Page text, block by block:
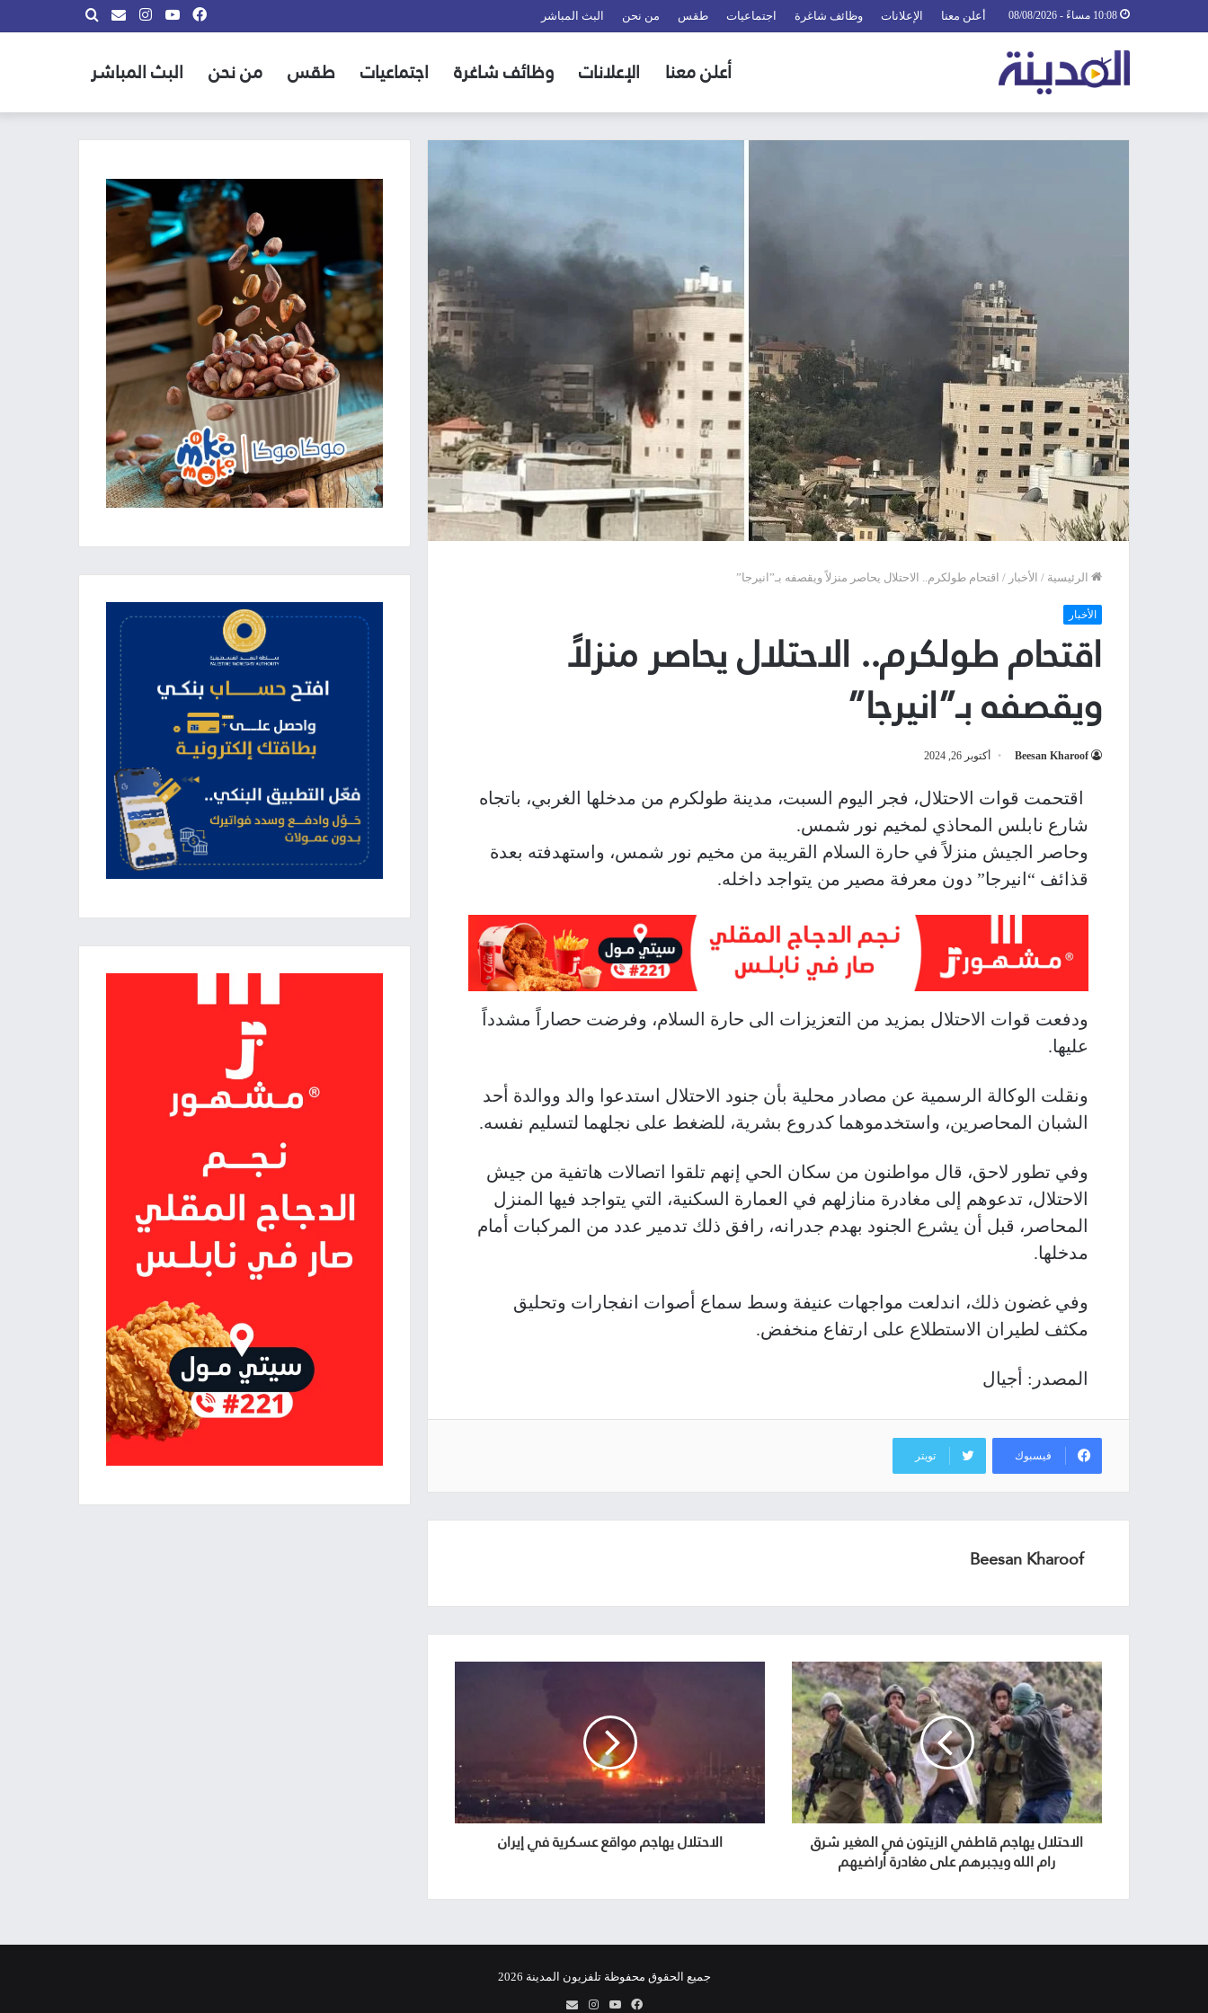
أعلن معنا الإعلانات وظائف شاغرة اجتماعيات طقس من نحن البث المباشر بحث
info@almadina.tvانستقراميوتيوب
فيسبوك
أعلن معنا الإعلانات وظائف شاغرة اجتماعيات طقس من نحن البث المباشر
الرئيسية / الأخبار / اقتحام طولكرم.. الاحتلال يحاصر منزلاً ويقصفه بـ”انيرجا”
الأخبار
اقتحام طولكرم.. الاحتلال يحاصر منزلاً
ويقصفه بـ”انيرجا”
Beesan Kharoof أكتوبر 26, 2024
اقتحمت قوات الاحتلال، فجر اليوم السبت، مدينة طولكرم من مدخلها الغربي، باتجاه
شارع نابلس المحاذي لمخيم نور شمس.
وحاصر الجيش منزلاً في حارة السلام القريبة من مخيم نور شمس، واستهدفته بعدة
قذائف “انيرجا” دون معرفة مصير من يتواجد داخله.
ودفعت قوات الاحتلال بمزيد من التعزيزات الى حارة السلام، وفرضت حصاراً مشدداً
عليها.
ونقلت الوكالة الرسمية عن مصادر محلية بأن جنود الاحتلال استدعوا والد ووالدة أحد
الشبان المحاصرين، واستخدموهما كدروع بشرية، للضغط على نجلهما لتسليم نفسه.
وفي تطور لاحق، قال مواطنون من سكان الحي إنهم تلقوا اتصالات هاتفية من جيش
الاحتلال، تدعوهم إلى مغادرة منازلهم في العمارة السكنية، التي يتواجد فيها المنزل
المحاصر، قبل أن يشرع الجنود بهدم جدرانه، رافق ذلك تدمير عدد من المركبات أمام
مدخلها.
وفي غضون ذلك، اندلعت مواجهات عنيفة وسط سماع أصوات انفجارات وتحليق
مكثف لطيران الاستطلاع على ارتفاع منخفض.
المصدر: أجيال
فيسبوك تويتر
Beesan Kharoof
الاحتلال يهاجم قاطفي الزيتون في المغير شرق
رام الله ويجبرهم على مغادرة أراضيهم
الاحتلال يهاجم مواقع عسكرية في إيران
جميع الحقوق محفوظة تلفزيون المدينة 2026
فيسبوكيوتيوبانستقرامinfo@almadina.tv